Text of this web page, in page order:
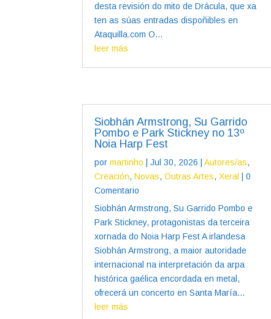
desta revisión do mito de Drácula, que xa
ten as súas entradas dispoñibles en
Ataquilla.com O...
leer más
Siobhán Armstrong, Su Garrido
Pombo e Park Stickney no 13º
Noia Harp Fest
pormartinho |Jul 30, 2026 |Autores/as,
Creación,Novas,Outras Artes,Xeral
| 0
Comentario
Siobhán Armstrong, Su Garrido Pombo e
Park Stickney, protagonistas da terceira
xornada do Noia Harp Fest A irlandesa
Siobhán Armstrong, a maior autoridade
internacional na interpretación da arpa
histórica gaélica encordada en metal,
ofrecerá un concerto en Santa María...
leer más